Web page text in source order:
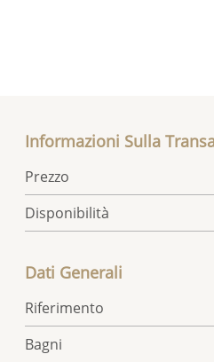
Informazioni Sulla
Prezzo
Disponibilità
Dati Generali
Riferimento
Bagni